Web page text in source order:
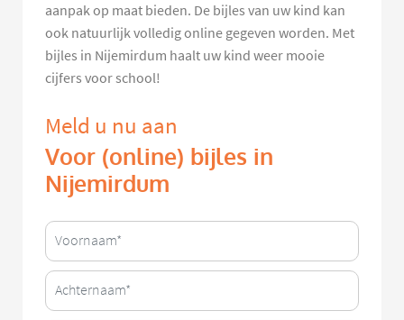
aanpak op maat bieden. De bijles van uw kind kan
ook natuurlijk volledig online gegeven worden. Met
bijles in Nijemirdum haalt uw kind weer mooie
cijfers voor school!
Meld u nu aan
Voor (online) bijles in
Nijemirdum